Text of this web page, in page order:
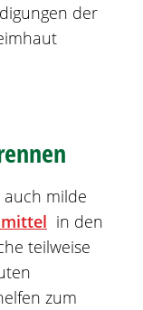
der
auch milde
in den
teilweise
zum